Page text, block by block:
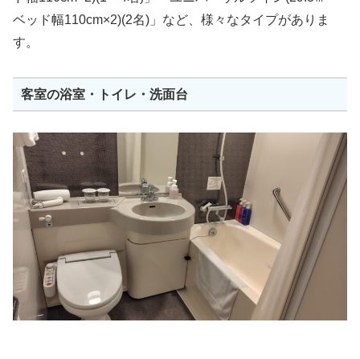
ベッド幅110cm×2)(2名)」など、様々なタイプがありま
す。
客室の浴室・トイレ・洗面台